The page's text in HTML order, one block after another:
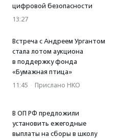
цифровой безопасности
13:27
Встреча с Андреем Ургантом
стала лотом аукциона
в поддержку фонда
«Бумажная птица»
11:45 · Прислано НКО
В ОП РФ предложили
установить ежегодные
выплаты на сборы в школу